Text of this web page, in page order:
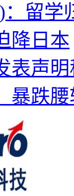
：留学
降日本
表声
暴跌